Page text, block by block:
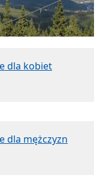
dla kobiet
dla mężczyzn